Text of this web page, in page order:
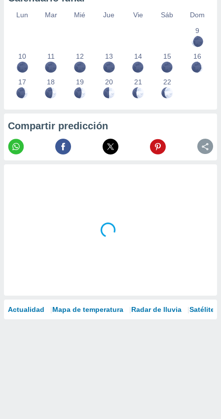
Lun Mar Mié Jue Vie Sáb
Dom
9
10 11 12 13 14 15 16
17 18 19 20 21 22
Compartir predicción
Actualidad Mapa de temperatura Radar de lluvia Satélites